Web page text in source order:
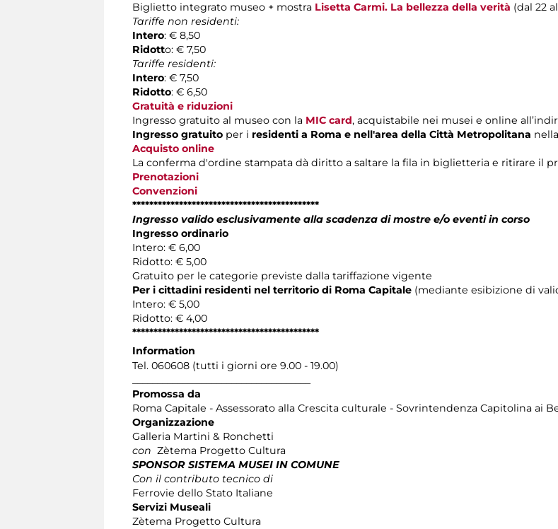
Biglietto integrato museo + mostra Lisetta Carmi. La bellezza della verità (dal 22
Tariffe non residenti:
Intero: € 8,50
Ridotto: € 7,50
Tariffe residenti:
Intero: € 7,50
Ridotto: € 6,50
Gratuità e riduzioni
Ingresso gratuito al museo con la MIC card, acquistabile nei musei e online
Ingresso gratuito per i residenti a Roma e nell'area della Città Metropolitana nella
Acquisto online
La conferma d'ordine stampata dà diritto a saltare la fila in biglietteria e ritirare il
Prenotazioni
Convenzioni
********************************************
Ingresso valido esclusivamente alla scadenza di mostre e/o eventi in corso
Ingresso ordinario
Intero: € 6,00
Ridotto: € 5,00
Gratuito per le categorie previste dalla tariffazione vigente
Per i cittadini residenti nel territorio di Roma Capitale (mediante esibizione di
Intero: € 5,00
Ridotto: € 4,00
********************************************
Information
Tel. 060608 (tutti i giorni ore 9.00 - 19.00)
Promossa da
Roma Capitale - Assessorato alla Crescita culturale - Sovrintendenza Capitolina ai
Organizzazione
Galleria Martini & Ronchetti
con Zètema Progetto Cultura
SPONSOR SISTEMA MUSEI IN COMUNE
Con il contributo tecnico di
Ferrovie dello Stato Italiane
Servizi Museali
Zètema Progetto Cultura